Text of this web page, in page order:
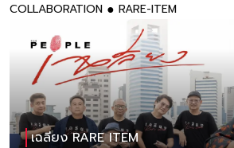
COLLABORATION RARE-ITEM
เฉลียง RARE ITEM